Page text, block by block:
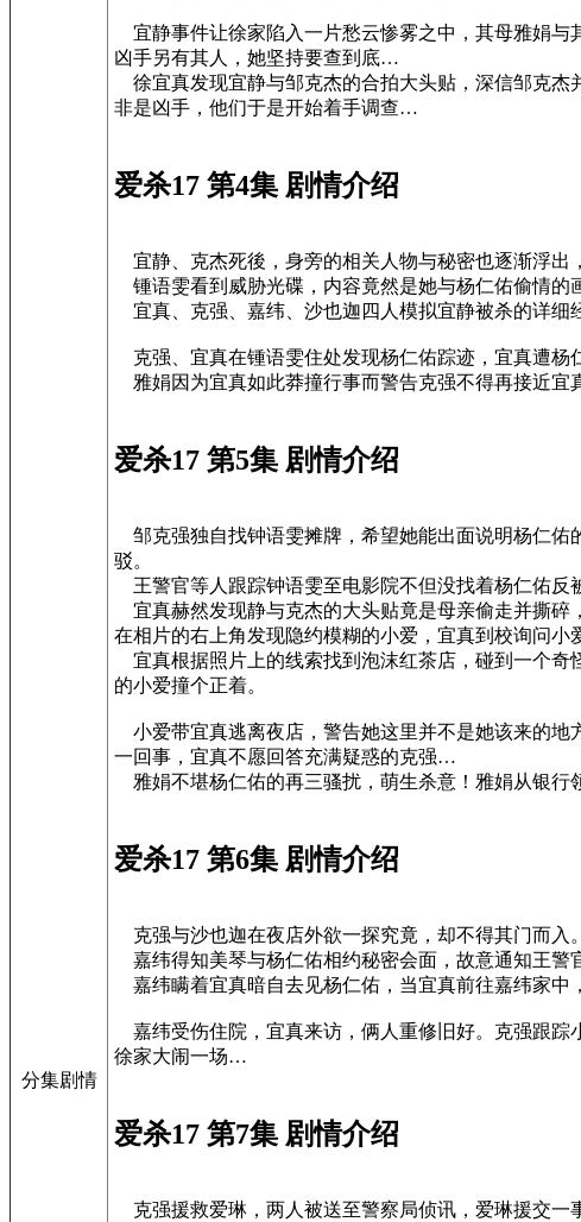
分集剧情
宜静事件让徐家陷入一片愁云惨雾之中，其母雅娟与
凶手另有其人，她坚持要查到底…
徐宜真发现宜静与邹克杰的合拍大头贴，深信邹克杰
非是凶手，他们于是开始着手调查…
爱杀17 第4集 剧情介绍
宜静、克杰死後，身旁的相关人物与秘密也逐渐浮
锺语雯看到威胁光碟，内容竟然是她与杨仁佑偷情
宜真、克强、嘉纬、沙也迦四人模拟宜静被杀的详细
克强、宜真在锺语雯住处发现杨仁佑踪迹，宜真遭杨
雅娟因为宜真如此莽撞行事而警告克强不得再接近
爱杀17 第5集 剧情介绍
邹克强独自找钟语雯摊牌，希望她能出面说明杨仁佑
驳。
王警官等人跟踪钟语雯至电影院不但没找着杨仁佑
宜真赫然发现静与克杰的大头贴竟是母亲偷走并撕碎
在相片的右上角发现隐约模糊的小爱，宜真到校询问小
宜真根据照片上的线索找到泡沫红茶店，碰到一个奇
的小爱撞个正着。
小爱带宜真逃离夜店，警告她这里并不是她该来的地
一回事，宜真不愿回答充满疑惑的克强…
雅娟不堪杨仁佑的再三骚扰，萌生杀意！雅娟从银
爱杀17 第6集 剧情介绍
克强与沙也迦在夜店外欲一探究竟，却不得其门而入
嘉纬得知美琴与杨仁佑相约秘密会面，故意通知王警
嘉纬瞒着宜真暗自去见杨仁佑，当宜真前往嘉纬家中
嘉纬受伤住院，宜真来访，俩人重修旧好。克强跟踪
徐家大闹一场…
爱杀17 第7集 剧情介绍
克强援救爱琳，两人被送至警察局侦讯，爱琳援交一